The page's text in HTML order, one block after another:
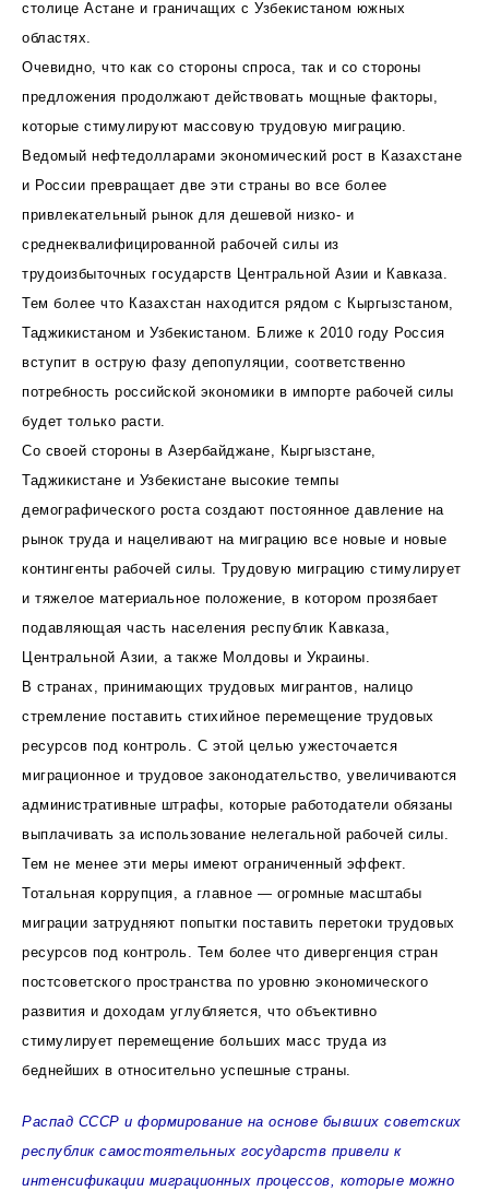
столице Астане и граничащих с Узбекистаном южных
областях.
Очевидно, что как со стороны спроса, так и со стороны
предложения продолжают действовать мощные факторы,
которые стимулируют массовую трудовую миграцию.
Ведомый нефтедолларами экономический рост в Казахстане
и России превращает две эти страны во все более
привлекательный рынок для дешевой низко- и
среднеквалифицированной рабочей силы из
трудоизбыточных государств Центральной Азии и Кавказа.
Тем более что Казахстан находится рядом с Кыргызстаном,
Таджикистаном и Узбекистаном. Ближе к 2010 году Россия
вступит в острую фазу депопуляции, соответственно
потребность российской экономики в импорте рабочей силы
будет только расти.
Со своей стороны в Азербайджане, Кыргызстане,
Таджикистане и Узбекистане высокие темпы
демографического роста создают постоянное давление на
рынок труда и нацеливают на миграцию все новые и новые
контингенты рабочей силы. Трудовую миграцию стимулирует
и тяжелое материальное положение, в котором прозябает
подавляющая часть населения республик Кавказа,
Центральной Азии, а также Молдовы и Украины.
В странах, принимающих трудовых мигрантов, налицо
стремление поставить стихийное перемещение трудовых
ресурсов под контроль. С этой целью ужесточается
миграционное и трудовое законодательство, увеличиваются
административные штрафы, которые работодатели обязаны
выплачивать за использование нелегальной рабочей силы.
Тем не менее эти меры имеют ограниченный эффект.
Тотальная коррупция, а главное — огромные масштабы
миграции затрудняют попытки поставить перетоки трудовых
ресурсов под контроль. Тем более что дивергенция стран
постсоветского пространства по уровню экономического
развития и доходам углубляется, что объективно
стимулирует перемещение больших масс труда из
беднейших в относительно успешные страны.
Распад СССР и формирование на основе бывших советских
республик самостоятельных государств привели к
интенсификации миграционных процессов, которые можно